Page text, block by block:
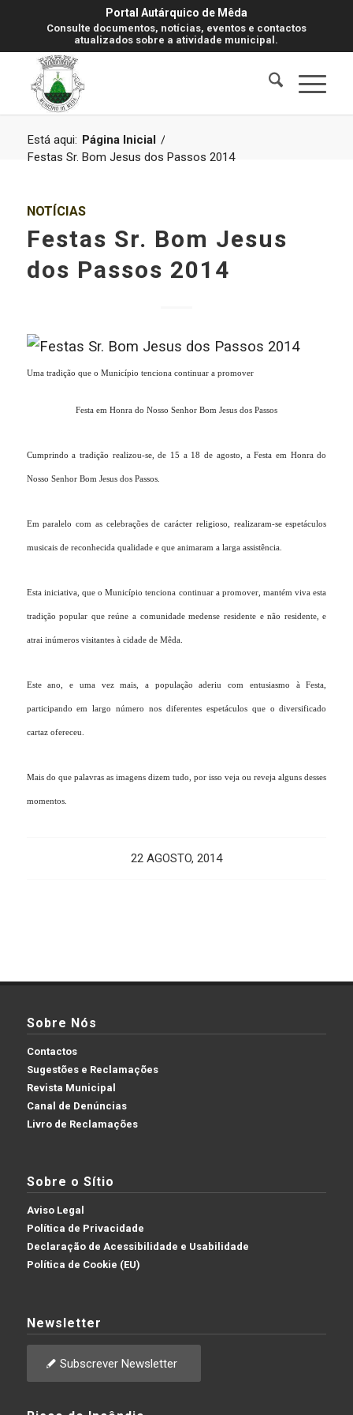
Portal Autárquico de Mêda
Consulte documentos, notícias, eventos e contactos
atualizados sobre a atividade municipal.
Está aqui: Página Inicial /
Festas Sr. Bom Jesus dos Passos 2014
NOTÍCIAS
Festas Sr. Bom Jesus
dos Passos 2014
Uma tradição que o Município tenciona continuar a promover
Festa em Honra do Nosso Senhor Bom Jesus dos Passos
Cumprindo a tradição realizou-se, de 15 a 18 de agosto, a Festa em Honra do
Nosso Senhor Bom Jesus dos Passos.
Em paralelo com as celebrações de carácter religioso, realizaram-se espetáculos
musicais de reconhecida qualidade e que animaram a larga assistência.
Esta iniciativa, que o Município tenciona continuar a promover, mantém viva esta
tradição popular que reúne a comunidade medense residente e não residente, e
atrai inúmeros visitantes à cidade de Mêda.
Este ano, e uma vez mais, a população aderiu com entusiasmo à Festa,
participando em largo número nos diferentes espetáculos que o diversificado
cartaz ofereceu.
Mais do que palavras as imagens dizem tudo, por isso veja ou reveja alguns desses
momentos.
22 AGOSTO, 2014
Sobre Nós
Contactos
Sugestões e Reclamações
Revista Municipal
Canal de Denúncias
Livro de Reclamações
Sobre o Sítio
Aviso Legal
Política de Privacidade
Declaração de Acessibilidade e Usabilidade
Política de Cookie (EU)
Newsletter
Subscrever Newsletter